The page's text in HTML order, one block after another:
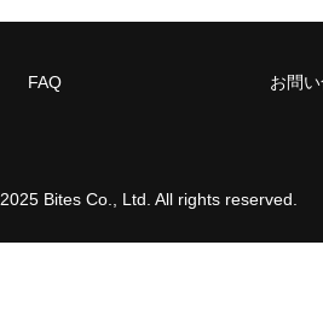
FAQ お問
2025 Bites Co., Ltd. All rights reserved.